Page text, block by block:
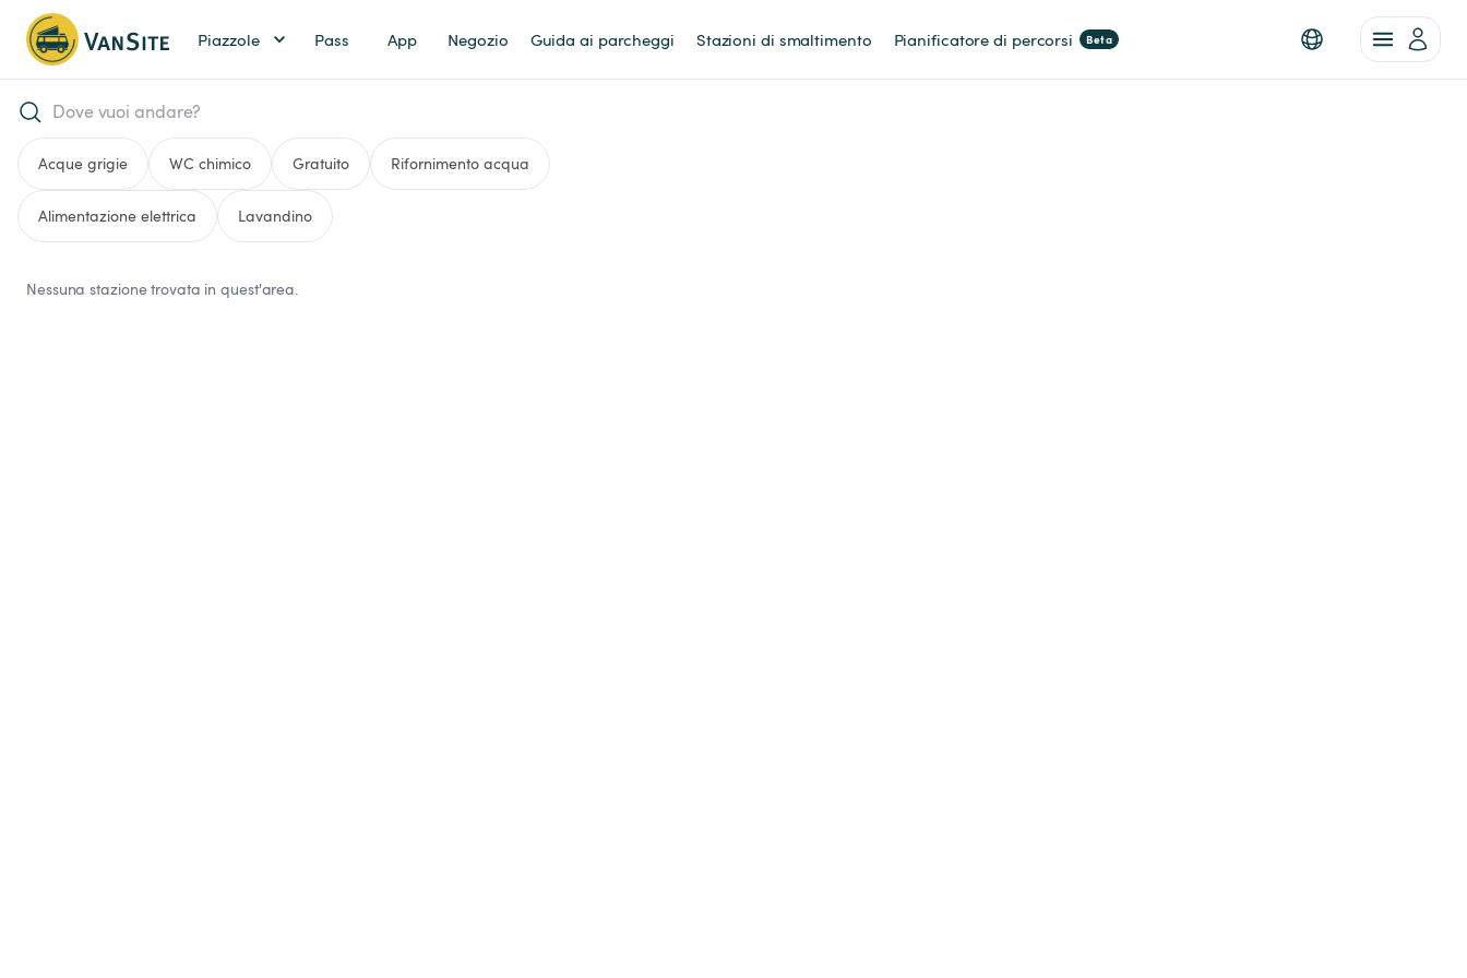
Piazzole Pass App Negozio Guida ai parcheggi Stazioni di smaltimento Pianificatore di percorsi Beta
Acque grigie WC chimico Gratuito Rifornimento acqua
Alimentazione elettrica Lavandino
Nessuna stazione trovata in quest'area.